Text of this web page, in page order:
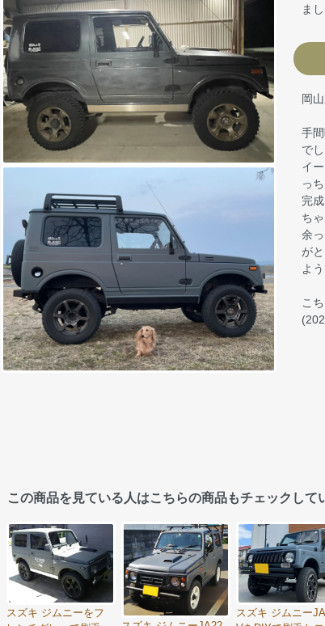
まし
岡
手
で
イ
っ
完
ち
余
が
よ
こ
この商品を見ている人はこちらの商品もチェックして
スズキ ジムニーをフ
スズキ ジムニー